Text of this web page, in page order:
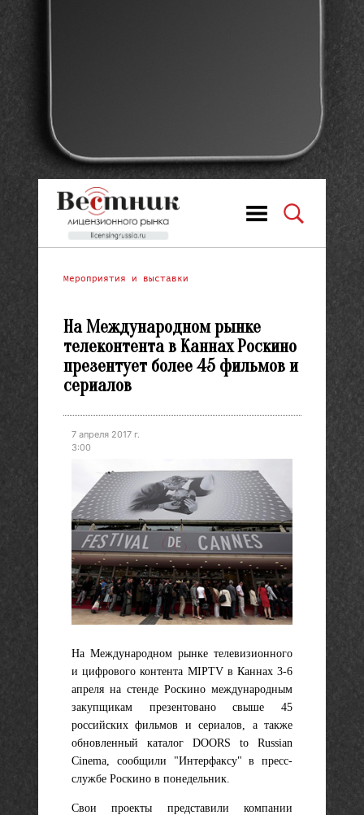
Мероприятия и выставки
На Международном рынке
телеконтента в Каннах Роскино
презентует более 45 фильмов и
сериалов
7 апреля 2017 г.
3:00
На Международном рынке телевизионного
и цифрового контента MIPTV в Каннах 3-6
апреля на стенде Роскино международным
закупщикам презентовано свыше 45
российских фильмов и сериалов, а также
обновленный каталог DOORS to Russian
Cinema, сообщили "Интерфаксу" в пресс-
службе Роскино в понедельник.
Свои проекты представили компании